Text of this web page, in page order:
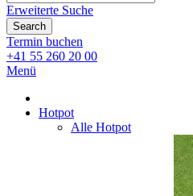
Erweiterte Suche
Search
Termin buchen
+41 55 260 20 00
Menü
Hotpot
Alle Hotpot